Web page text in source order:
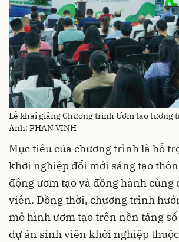
Lễ khai giảng Chương trình Ươm tạo tương
Ảnh: PHAN VINH
Mục tiêu của chương trình là hỗ
khởi nghiệp đổi mới sáng tạo
động ươm tạo và đồng hành cùng
viên. Đồng thời, chương trình
mô hình ươm tạo trên nền tảng
dự án sinh viên khởi nghiệp